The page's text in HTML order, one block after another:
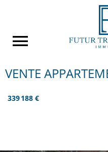
VENTE
339 188 €